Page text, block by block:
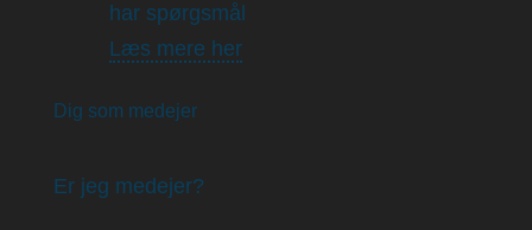
har spørgsmål
Læs mere her
Dig som medejer
Er jeg medejer?